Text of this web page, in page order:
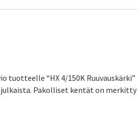
tuotteelle “HX 4/150K Ruuvauskärki”
Pakolliset kentät on merkitty